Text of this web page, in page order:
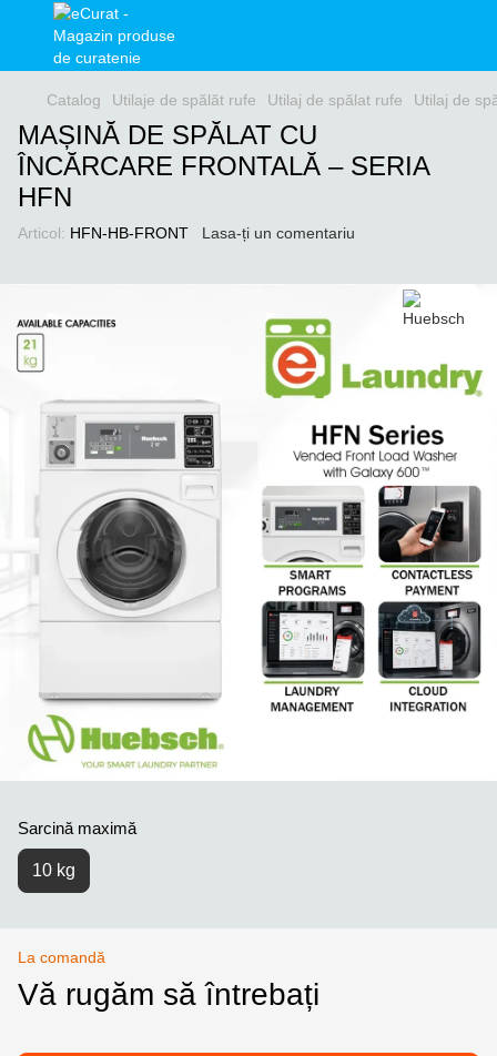
Catalog Utilaje de spălăt rufe Utilaj de spălat rufe Utilaj de
MAȘINĂ DE SPĂLAT CU
ÎNCĂRCARE FRONTALĂ – SERIA
HFN
Articol: HFN-HB-FRONT Lasa-ți un comentariu
Sarcină maximă
10 kg
La comandă
Vă rugăm să întrebați